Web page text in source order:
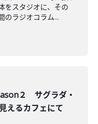
をスタジオに、その
のラジオコラム...
２ サグラダ・
えるカフェにて